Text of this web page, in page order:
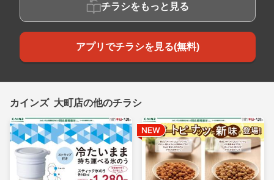
チラシをもっと見る
アプリでチラシを見る(無料)
カインズ 大町店の他のチラシ